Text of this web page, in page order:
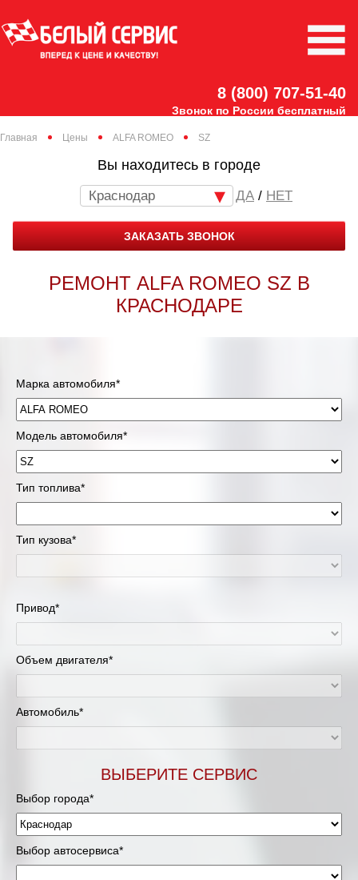
8 (800) 707-51-40
Звонок по России бесплатный
Главная Цены ALFA ROMEO SZ
Вы находитесь в городе
Краснодар / НЕТ
ЗАКАЗАТЬ ЗВОНОК
РЕМОНТ ALFA ROMEO SZ В
КРАСНОДАРЕ
Марка автомобиля*
Модель автомобиля*
Тип топлива*
Тип кузова*
Привод*
Объем двигателя*
Автомобиль*
ВЫБЕРИТЕ СЕРВИС
Выбор города*
Выбор автосервиса*